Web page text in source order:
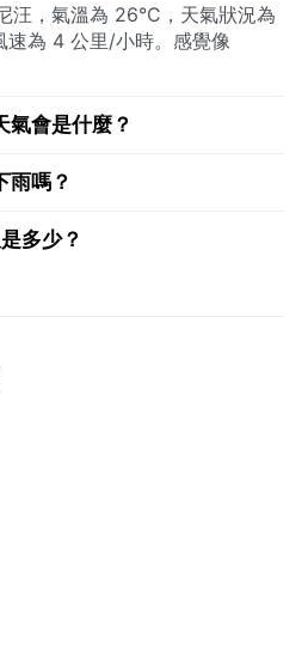
汪，氣溫為 26°C，天氣狀況為
速為 4 公里/小時。感覺像
氣會是什麼？
雨嗎？
多少？